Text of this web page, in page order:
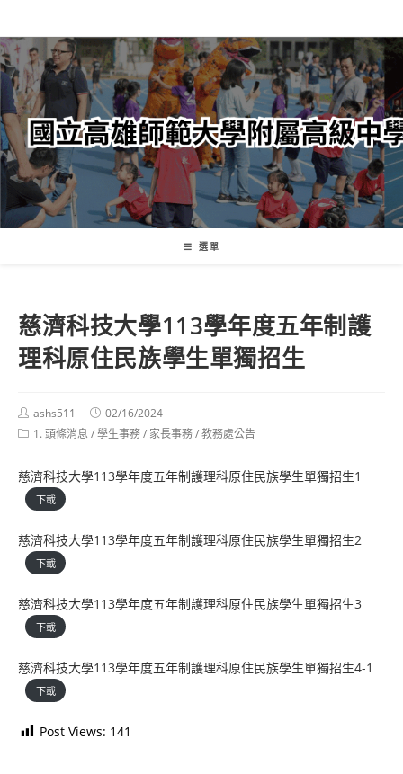
轉
至
主
內
容
選單
慈濟科技大學113學年度五年制護
理科原住民族學生單獨招生
Post
author:
ashs511
Post
published:
02/16/2024
Post1. 頭條消息 /學生事務/ 家長事務/教務處公告
慈濟科技大學113學年度五年制護理科原住民族學生單獨招生1
下載
慈濟科技大學113學年度五年制護理科原住民族學生單獨招生2
下載
慈濟科技大學113學年度五年制護理科原住民族學生單獨招生3
下載
慈濟科技大學113學年度五年制護理科原住民族學生單獨招生4-1
下載
Post Views: 141